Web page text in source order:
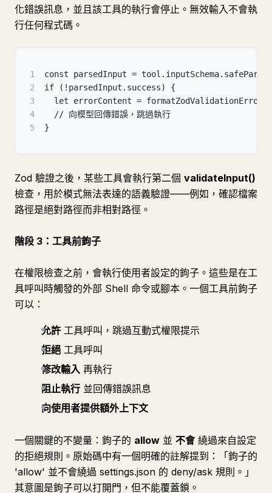
化錯誤訊息，並且該工具的執行會停止。無效輸入不會執
行任何程式碼。
1
const parsedInput =
2
if (!parsedInput.success) {
3
let errorContent =
4
  // 向模型回傳錯誤，跳過執行
5
}
Zod 驗證之後，某些工具會執行第二個 validateInput()
檢查，用於模式無法表達的語義驗證——例如，確認檔案
路徑是絕對路徑而非相對路徑。
階段 3：工具前鉤子
在權限檢查之前，會執行使用者設定的鉤子。這些是在工
具呼叫時觸發的外部 Shell 命令或腳本。一個工具前鉤子
可以：
允許 工具呼叫，跳過互動式權限提示
拒絕 工具呼叫
修改輸入 再執行
阻止執行 並回傳錯誤訊息
向使用者提供額外上下文
一個關鍵的不變量：鉤子的 allow 並 不會繞過來自設定
的拒絕規則。原始碼中有一個明確的註解提到：「鉤子的
'allow' 並不會繞過 settings.json 的 deny/ask 規則。」
其意圖是鉤子可以打開門，但不能覆蓋鎖。